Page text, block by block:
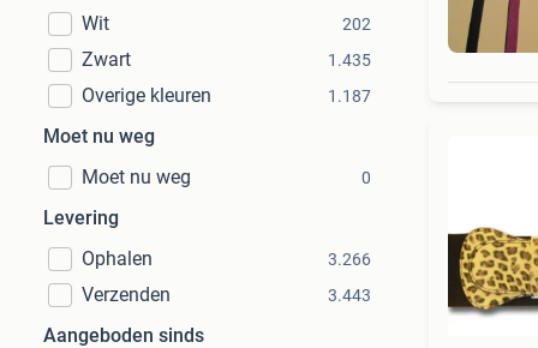
Wit 202
Zwart 1.435
Overige kleuren 1.187
Moet nu weg
Moet nu weg
0
Levering
Ophalen
3.266
Verzenden 3.443
Aangeboden sinds